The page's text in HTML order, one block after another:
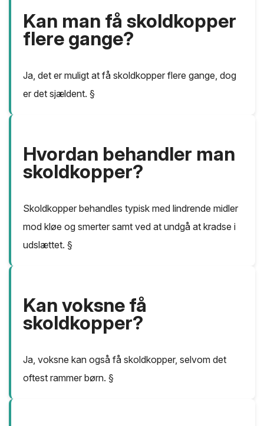
Kan man få skoldkopper
flere gange?
Ja, det er muligt at få skoldkopper flere gange, dog
er det sjældent. §
Hvordan behandler man
skoldkopper?
Skoldkopper behandles typisk med lindrende midler
mod kløe og smerter samt ved at undgå at kradse i
udslættet. §
Kan voksne få
skoldkopper?
Ja, voksne kan også få skoldkopper, selvom det
oftest rammer børn. §